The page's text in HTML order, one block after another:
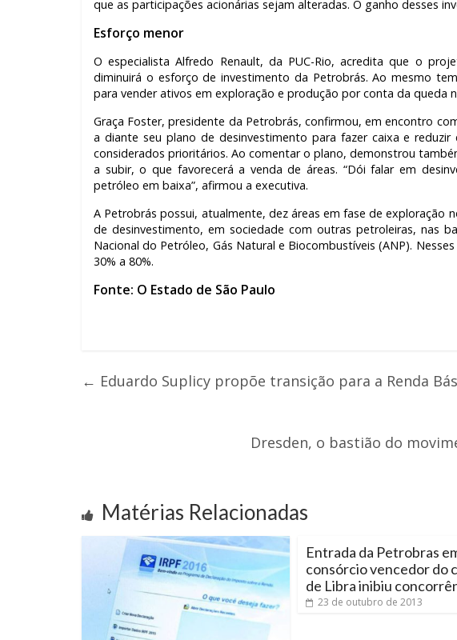
que as participações acionárias sejam alteradas. O ganho desses
Esforço menor
O especialista Alfredo Renault, da PUC-Rio, acredita que o
diminuirá o esforço de investimento da Petrobrás. Ao mesmo
para vender ativos em exploração e produção por conta da queda
Graça Foster, presidente da Petrobrás, confirmou, em encontro
a diante seu plano de desinvestimento para fazer caixa e
considerados prioritários. Ao comentar o plano, demonstrou
a subir, o que favorecerá a venda de áreas. “Dói falar em
petróleo em baixa”, afirmou a executiva.
A Petrobrás possui, atualmente, dez áreas em fase de exploração
de desinvestimento, em sociedade com outras petroleiras, nas
Nacional do Petróleo, Gás Natural e Biocombustíveis (ANP).
30% a 80%.
Fonte: O Estado de São Paulo
← Eduardo Suplicy propõe transição para a Renda
Dresden, o bastião do
Matérias Relacionadas
Entrada da Petrobras
consórcio vencedor do
de Libra inibiu
23 de outubro de 2013